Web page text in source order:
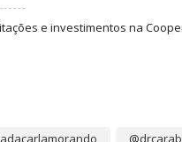
e investimentos na